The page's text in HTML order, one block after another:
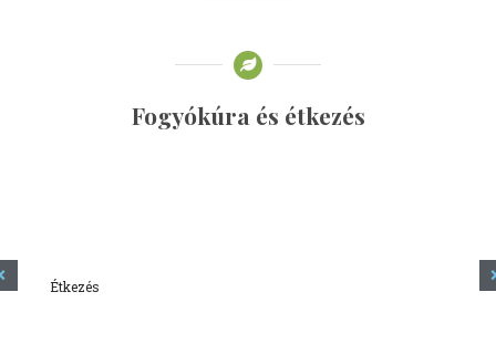
Fogyókúra és étkezés
Étkezés